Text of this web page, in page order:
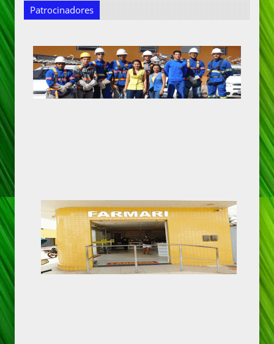
Patrocinadores